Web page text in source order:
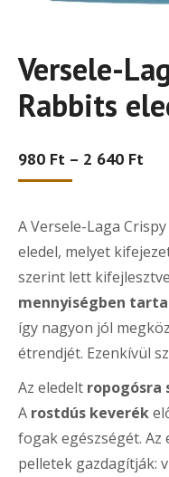
Versele-
Rabbits
980 Ft – 2 640 Ft
A Versele-Laga
eledel, melyet
szerint lett
mennyiségben
így nagyon jól
étrendjét. Ezenkívül
Az eledelt ropogósra
A rostdús keverék
fogak egészségét. Az
pelletek gazdagítják: